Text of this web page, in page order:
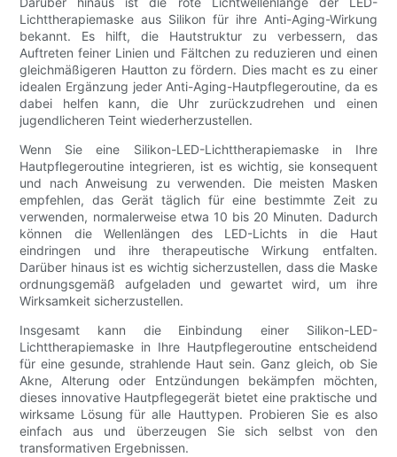
Lichttherapiemaske aus Silikon für ihre Anti-Aging-Wirkung
bekannt. Es hilft, die Hautstruktur zu verbessern, das
Auftreten feiner Linien und Fältchen zu reduzieren und einen
gleichmäßigeren Hautton zu fördern. Dies macht es zu einer
idealen Ergänzung jeder Anti-Aging-Hautpflegeroutine, da es
dabei helfen kann, die Uhr zurückzudrehen und einen
jugendlicheren Teint wiederherzustellen.
Wenn Sie eine Silikon-LED-Lichttherapiemaske in Ihre
Hautpflegeroutine integrieren, ist es wichtig, sie konsequent
und nach Anweisung zu verwenden. Die meisten Masken
empfehlen, das Gerät täglich für eine bestimmte Zeit zu
verwenden, normalerweise etwa 10 bis 20 Minuten. Dadurch
können die Wellenlängen des LED-Lichts in die Haut
eindringen und ihre therapeutische Wirkung entfalten.
Darüber hinaus ist es wichtig sicherzustellen, dass die Maske
ordnungsgemäß aufgeladen und gewartet wird, um ihre
Wirksamkeit sicherzustellen.
Insgesamt kann die Einbindung einer Silikon-LED-
Lichttherapiemaske in Ihre Hautpflegeroutine entscheidend
für eine gesunde, strahlende Haut sein. Ganz gleich, ob Sie
Akne, Alterung oder Entzündungen bekämpfen möchten,
dieses innovative Hautpflegegerät bietet eine praktische und
wirksame Lösung für alle Hauttypen. Probieren Sie es also
einfach aus und überzeugen Sie sich selbst von den
transformativen Ergebnissen.